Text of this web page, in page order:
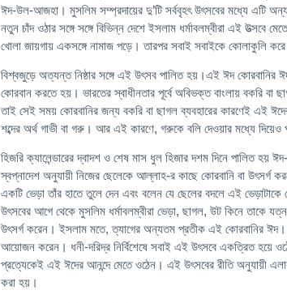
ঈদ-উল-আজহা। মুসলিম সম্প্রদায়ের দু’টি সর্ববৃহৎ উৎসবের মধ্যে এটি
নতুন চাঁদ ওঠার সঙ্গে সঙ্গে বিভিন্ন দেশে ইসলাম ধর্মাবলম্বীরা এই উত্‍সবে
খোলা জায়গায় একসঙ্গে নামাজ পড়ে। তারপর সবাই সবাইকে কোলাকুলি করে
বিশ্বজুড়ে অত্যন্ত নিষ্ঠার সঙ্গে এই উৎসব পালিত হয়।এই ঈদ কোরবানির
কোরবান করতে হয়। ভারতের স্বাধীনতার পূর্বে অবিভক্ত বাংলায় বকরি
তাই সেই সময় কোরবানির জন্য বকরি বা ছাগল ব্যবহারের কারণেই এই
শব্দের অর্থ গাভী বা গরু। আর এই কারণে, গরুকে বলি দেওয়ার মধ্যে
হিজরি ক্যালেন্ডারের দ্বাদশ ও শেষ মাস ধুল হিজার দশম দিনে পালিত
স্বপ্নাদেশ অনুযায়ী নিজের ছেলেকে আল্লাহ-র কাছে কোরবানি বা উৎসর্গ
একটি ভেড়া তাঁর হাতে তুলে দেন এবং বলেন যে ছেলের বদলে এই
উৎসবের আগে থেকে মুসলিম ধর্মাবলম্বীরা ভেড়া, ছাগল, উট কিনে তাকে
উৎসর্গ করেন। ইসলাম মতে, ত্যাগের অন্যতম প্রতীক এই কোরবানির
আয়োজন করেন। ধনী-দরিদ্র নির্বিশেষে সবাই এই উৎসবে একত্রিত হয়ে
প্রত্যেকেই এই ঈদের আনন্দে মেতে ওঠেন। এই উৎসবের রীতি অনুযায়ী
করা হয়।